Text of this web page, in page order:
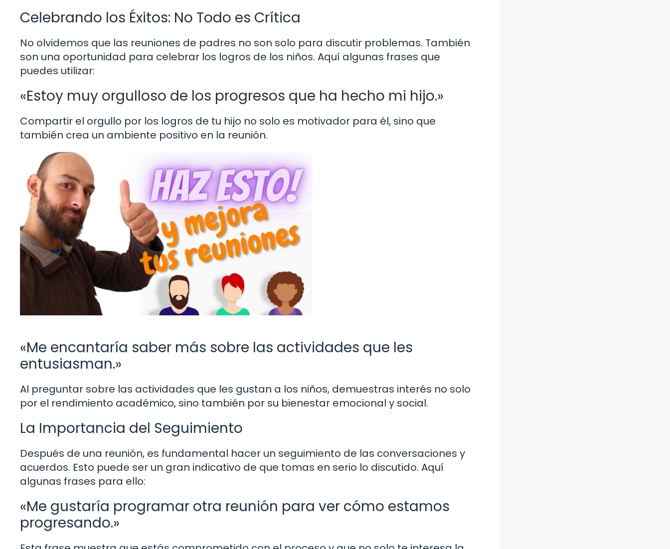
Celebrando los Éxitos: No Todo es Crítica
No olvidemos que las reuniones de padres no son solo para discutir problemas. También
son una oportunidad para celebrar los logros de los niños. Aquí algunas frases que
puedes utilizar:
«Estoy muy orgulloso de los progresos que ha hecho mi hijo.»
Compartir el orgullo por los logros de tu hijo no solo es motivador para él, sino que
también crea un ambiente positivo en la reunión.
«Me encantaría saber más sobre las actividades que les
entusiasman.»
Al preguntar sobre las actividades que les gustan a los niños, demuestras interés no solo
por el rendimiento académico, sino también por su bienestar emocional y social.
La Importancia del Seguimiento
Después de una reunión, es fundamental hacer un seguimiento de las conversaciones y
acuerdos. Esto puede ser un gran indicativo de que tomas en serio lo discutido. Aquí
algunas frases para ello:
«Me gustaría programar otra reunión para ver cómo estamos
progresando.»